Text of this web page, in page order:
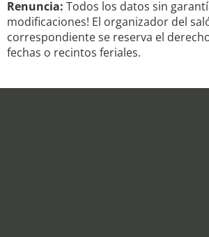
Renuncia: Todos los datos sin
modificaciones! El organizador del
correspondiente se reserva el
fechas o recintos feriales.